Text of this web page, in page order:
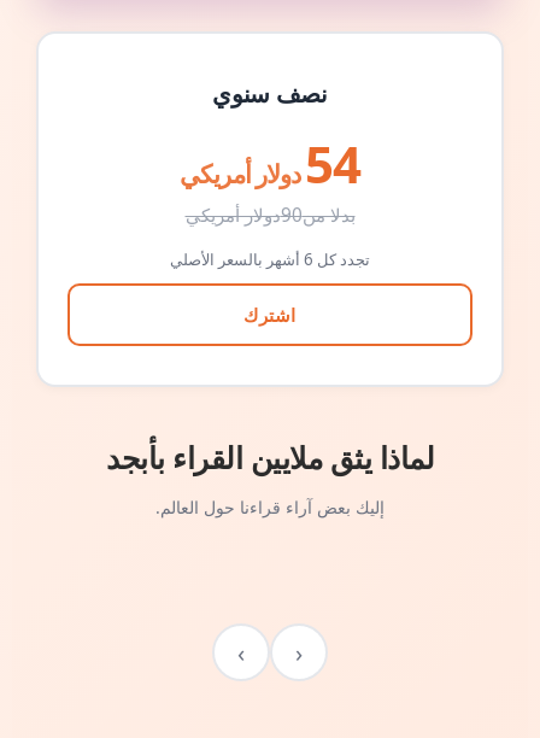
نصف سنوي
54 دولار أمريكي
بدلا من90دولار أمريكي
تجدد كل 6 أشهر بالسعر الأصلي
اشترك
لماذا يثق ملايين القراء بأبجد
إليك بعض آراء قراءنا حول العالم.
‹
›